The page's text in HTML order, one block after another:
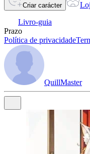
Criar carácter
Livro-guia
Prazo
Política de privacidade
QuillMaster